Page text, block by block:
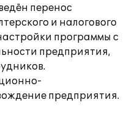
перенос
и налогового
программы с
предприятия,
предприятия.